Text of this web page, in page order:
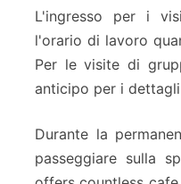
L'ingresso per i
l'orario di lavoro
Per le visite di
anticipo per i
Durante la
passeggiare sulla